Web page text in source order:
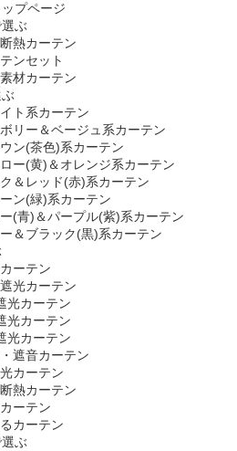
プページ
ぶ
熱カーテン
ンセット
材カーテン
ト系カーテン
リー＆ベージュ系カーテン
ン(茶色)系カーテン
ー(黄)＆オレンジ系カーテン
＆レッド(赤)系カーテン
ン(緑)系カーテン
(青)＆パープル(紫)系カーテン
＆ブラック(黒)系カーテン
ーテン
光カーテン
光カーテン
光カーテン
光カーテン
遮音カーテン
カーテン
熱カーテン
ーテン
カーテン
ぶ